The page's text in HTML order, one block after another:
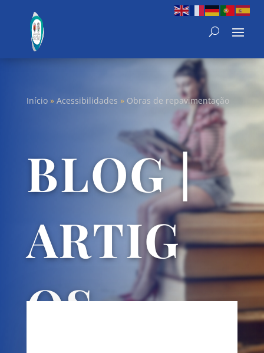
Início» Acessibilidades » Obras de repavimentação
BLOG |
ARTIG
OS